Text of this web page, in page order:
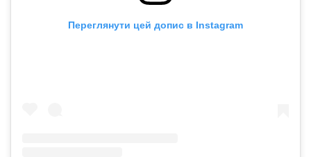
Переглянути цей допис в Instagram